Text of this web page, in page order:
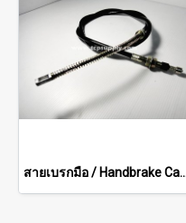
สายเบรกมือ /